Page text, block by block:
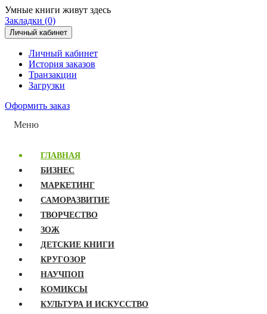
Умные книги живут здесь
Закладки (0)
Личный кабинет
Личный кабинет
История заказов
Транзакции
Загрузки
Оформить заказ
Меню
ГЛАВНАЯ
БИЗНЕС
МАРКЕТИНГ
САМОРАЗВИТИЕ
ТВОРЧЕСТВО
ЗОЖ
ДЕТСКИЕ КНИГИ
КРУГОЗОР
НАУЧПОП
КОМИКСЫ
КУЛЬТУРА И ИСКУССТВО